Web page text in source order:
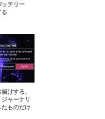
ッテリー
る
けする、
ャーナリ
たものだけ